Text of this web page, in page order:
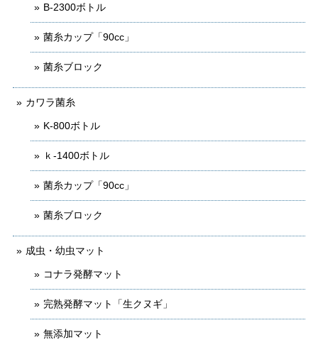
B-2300ボトル
菌糸カップ「90cc」
菌糸ブロック
カワラ菌糸
K-800ボトル
ｋ-1400ボトル
菌糸カップ「90cc」
菌糸ブロック
成虫・幼虫マット
コナラ発酵マット
完熟発酵マット「生クヌギ」
無添加マット